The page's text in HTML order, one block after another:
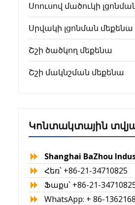
Սոուսով մածուկի
Սրվակի լցոնման մեքենա
Շշի ծածկող մեքենա
Շշի մակնշման մեքենա
Կոնտակտային
Shanghai BaZhou
Հեռ՝ +86-21-34710825
Ֆաքս՝ +86-21-
WhatsApp: + 86-